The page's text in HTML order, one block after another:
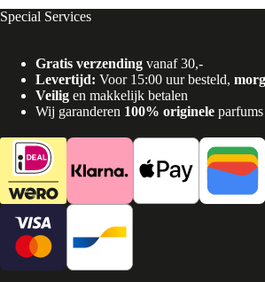
Special Services
Gratis verzending vanaf 30,-
Levertijd: Voor 15:00 uur besteld,
Veilig en makkelijk betalen
Wij garanderen 100% originele parfums